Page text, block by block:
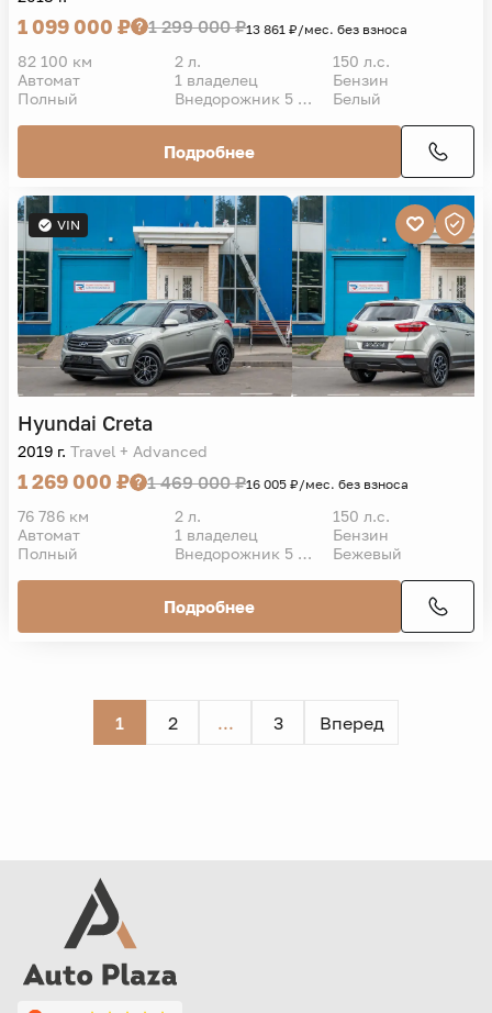
1 099 000 ₽ 1 299 000 ₽13 861 ₽/мес. без взноса
82 100 км 2 л.
150 л.с.
Автомат
1 владелец
Бензин
Полный
Внедорожник 5 дв. Белый
Подробнее
VIN
Hyundai Creta
2019 г. Travel + Advanced
1 269 000 ₽ 1 469 000 ₽16 005 ₽/мес. без взноса
76 786 км 2 л.
150 л.с.
Автомат
1 владелец
Бензин
Полный
Внедорожник 5 дв. Бежевый
Подробнее
1 2 ... 3 Вперед